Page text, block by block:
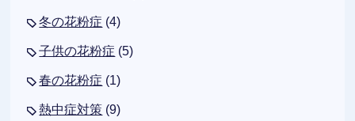
冬の花粉症 (4)
子供の花粉症 (5)
春の花粉症 (1)
熱中症対策 (9)